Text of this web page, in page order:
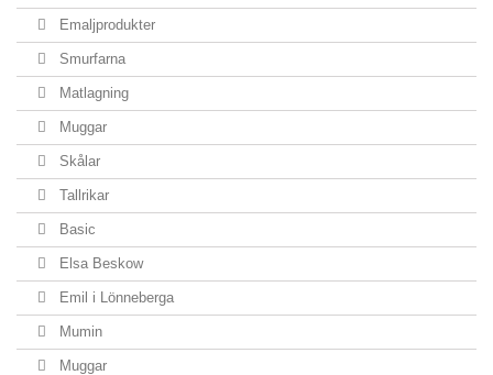
Emaljprodukter
Smurfarna
Matlagning
Muggar
Skålar
Tallrikar
Basic
Elsa Beskow
Emil i Lönneberga
Mumin
Muggar